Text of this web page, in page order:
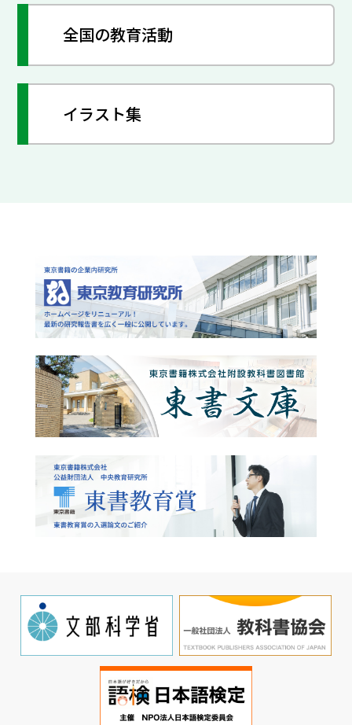
全国の教育活動
イラスト集